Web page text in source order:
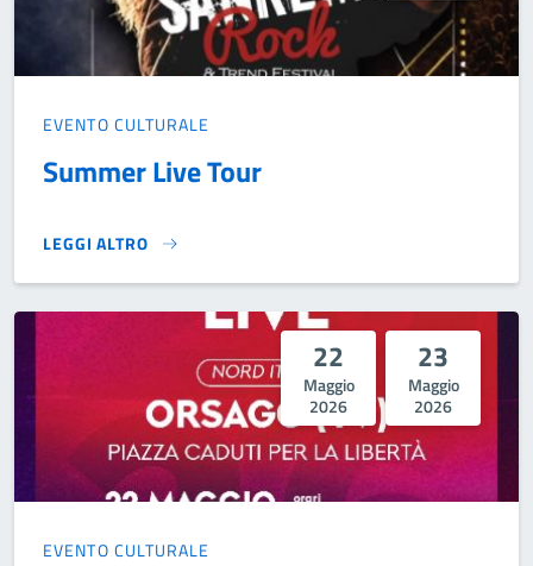
EVENTO CULTURALE
Summer Live Tour
LEGGI ALTRO
SUMMER LIVE TOUR}
22
Maggio
2026
23
Maggio
2026
EVENTO CULTURALE